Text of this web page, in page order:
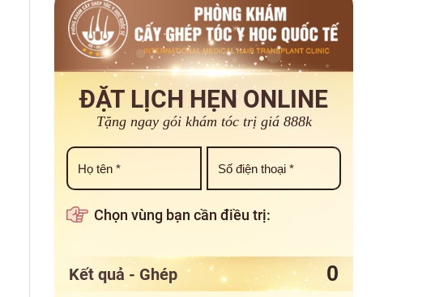
ĐẶT LỊCH HẸN ONLINE
Tặng ngay gói khám tóc trị giá 888k
Chọn vùng bạn cần điều trị:
Kết quả - Ghép